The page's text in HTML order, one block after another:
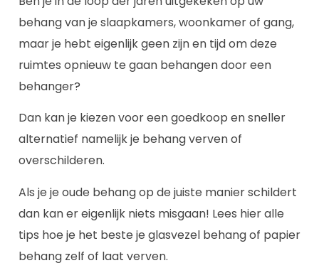
behang van je slaapkamers, woonkamer of gang,
maar je hebt eigenlijk geen zijn en tijd om deze
ruimtes opnieuw te gaan behangen door een
behanger?
Dan kan je kiezen voor een goedkoop en sneller
alternatief namelijk je behang verven of
overschilderen.
Als je je oude behang op de juiste manier schildert
dan kan er eigenlijk niets misgaan! Lees hier alle
tips hoe je het beste je glasvezel behang of papier
behang zelf of laat verven.